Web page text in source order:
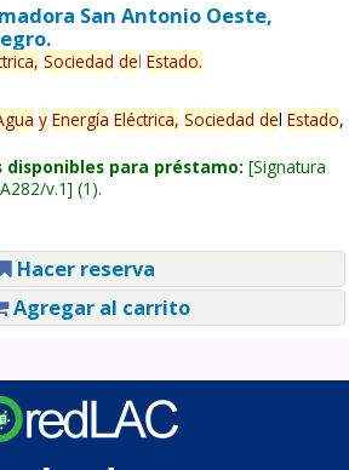
San Antonio Oeste,
Sociedad del Estado.
y Energía Eléctrica, Sociedad del Estado,
disponibles para préstamo: Signatura
v.1 (1).
Hacer reserva
Agregar al carrito